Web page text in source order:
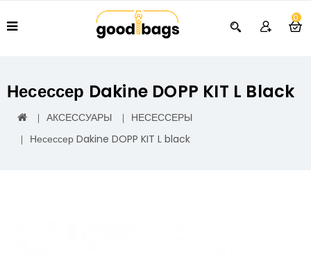
0
Несессер Dakine DOPP KIT L Black
АКСЕССУАРЫ
НЕСЕССЕРЫ
Несессер Dakine DOPP KIT L black